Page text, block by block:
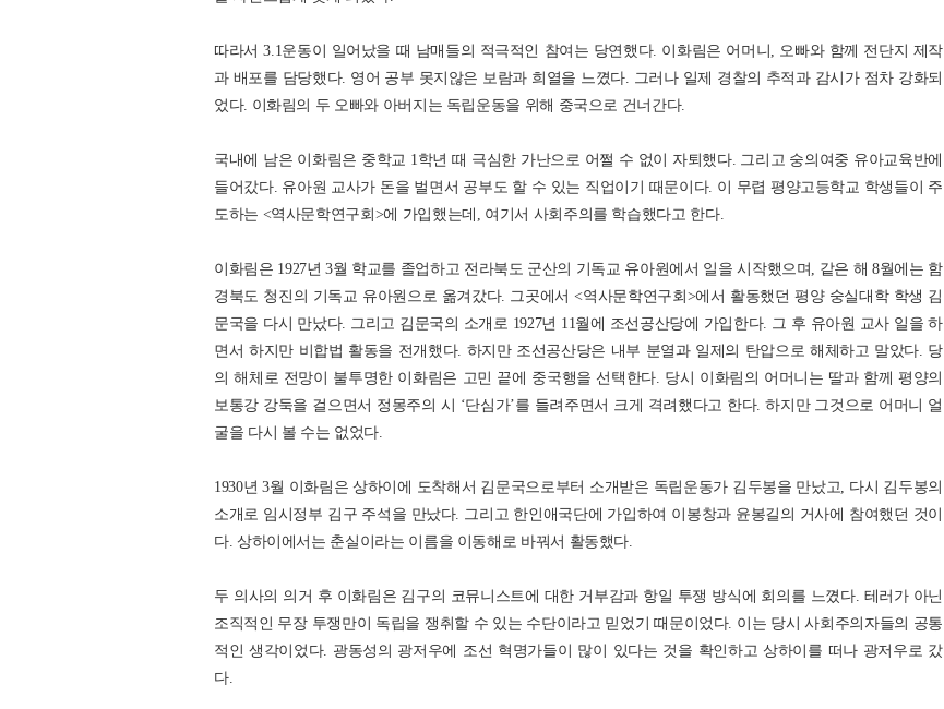
따라서 3.1운동이 일어났을 때 남매들의 적극적인 참여는 당연했다. 이화림은 어머니, 오빠와 함께 전단지 제작
과 배포를 담당했다. 영어 공부 못지않은 보람과 희열을 느꼈다. 그러나 일제 경찰의 추적과 감시가 점차 강화되
었다. 이화림의 두 오빠와 아버지는 독립운동을 위해 중국으로 건너간다.
국내에 남은 이화림은 중학교 1학년 때 극심한 가난으로 어쩔 수 없이 자퇴했다. 그리고 숭의여중 유아교육반에
들어갔다. 유아원 교사가 돈을 벌면서 공부도 할 수 있는 직업이기 때문이다. 이 무렵 평양고등학교 학생들이 주
도하는 <역사문학연구회>에 가입했는데, 여기서 사회주의를 학습했다고 한다.
이화림은 1927년 3월 학교를 졸업하고 전라북도 군산의 기독교 유아원에서 일을 시작했으며, 같은 해 8월에는 함
경북도 청진의 기독교 유아원으로 옮겨갔다. 그곳에서 <역사문학연구회>에서 활동했던 평양 숭실대학 학생 김
문국을 다시 만났다. 그리고 김문국의 소개로 1927년 11월에 조선공산당에 가입한다. 그 후 유아원 교사 일을 하
면서 하지만 비합법 활동을 전개했다. 하지만 조선공산당은 내부 분열과 일제의 탄압으로 해체하고 말았다. 당
의 해체로 전망이 불투명한 이화림은 고민 끝에 중국행을 선택한다. 당시 이화림의 어머니는 딸과 함께 평양의
보통강 강둑을 걸으면서 정몽주의 시 ‘단심가’를 들려주면서 크게 격려했다고 한다. 하지만 그것으로 어머니 얼
굴을 다시 볼 수는 없었다.
1930년 3월 이화림은 상하이에 도착해서 김문국으로부터 소개받은 독립운동가 김두봉을 만났고, 다시 김두봉의
소개로 임시정부 김구 주석을 만났다. 그리고 한인애국단에 가입하여 이봉창과 윤봉길의 거사에 참여했던 것이
다. 상하이에서는 춘실이라는 이름을 이동해로 바꿔서 활동했다.
두 의사의 의거 후 이화림은 김구의 코뮤니스트에 대한 거부감과 항일 투쟁 방식에 회의를 느꼈다. 테러가 아닌
조직적인 무장 투쟁만이 독립을 쟁취할 수 있는 수단이라고 믿었기 때문이었다. 이는 당시 사회주의자들의 공통
적인 생각이었다. 광동성의 광저우에 조선 혁명가들이 많이 있다는 것을 확인하고 상하이를 떠나 광저우로 갔
다.